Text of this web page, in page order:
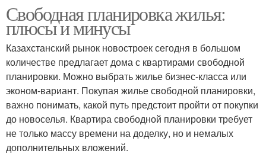
Свободная планировка жилья:
плюсы и минусы
Казахстанский рынок новостроек сегодня в большом
количестве предлагает дома с квартирами свободной
планировки. Можно выбрать жилье бизнес-класса или
эконом-вариант. Покупая жилье свободной планировки,
важно понимать, какой путь предстоит пройти от покупки
до новоселья. Квартира свободной планировки требует
не только массу времени на доделку, но и немалых
дополнительных вложений.